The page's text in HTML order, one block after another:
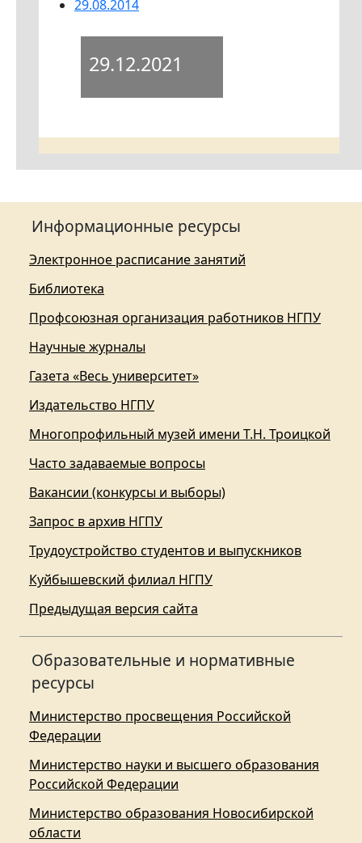
29.08.2014
29.12.2021
Информационные ресурсы
Электронное расписание занятий
Библиотека
Профсоюзная организация работников НГПУ
Научные журналы
Газета «Весь университет»
Издательство НГПУ
Многопрофильный музей имени Т.Н. Троицкой
Часто задаваемые вопросы
Вакансии (конкурсы и выборы)
Запрос в архив НГПУ
Трудоустройство студентов и выпускников
Куйбышевский филиал НГПУ
Предыдущая версия сайта
Образовательные и нормативные
ресурсы
Министерство просвещения Российской
Федерации
Министерство науки и высшего образования
Российской Федерации
Министерство образования Новосибирской
области